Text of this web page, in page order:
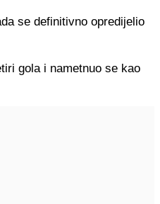
se definitivno opredijelio
gola i nametnuo se kao